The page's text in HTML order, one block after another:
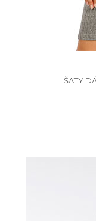
ŠATY